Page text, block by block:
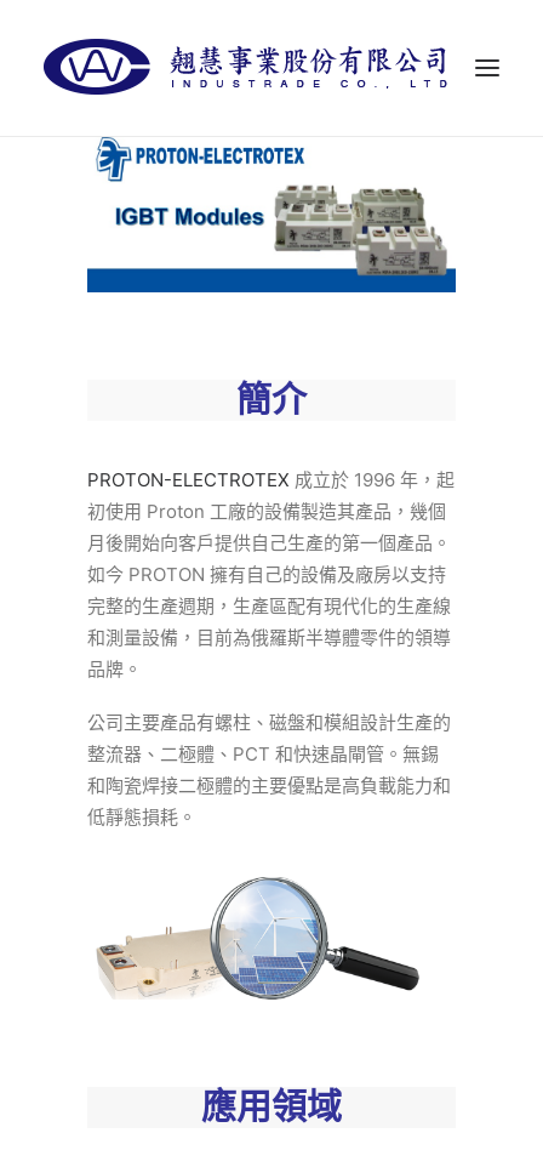
簡介
PROTON-ELECTROTEX 成立於 1996 年，起
初使用 Proton 工廠的設備製造其產品，幾個
月後開始向客戶提供自己生產的第一個產品。
如今 PROTON 擁有自己的設備及廠房以支持
完整的生產週期，生產區配有現代化的生產線
和測量設備，目前為俄羅斯半導體零件的領導
品牌。
公司主要產品有螺柱、磁盤和模組設計生產的
整流器、二極體、PCT 和快速晶閘管。無錫
和陶瓷焊接二極體的主要優點是高負載能力和
低靜態損耗。
應用領域